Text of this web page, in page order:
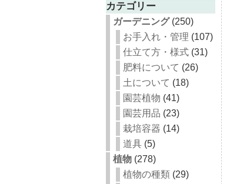
カテゴリー
ガーデニング(250)
お手入れ・管理 (107)
仕立て方・様式 (31)
肥料について (26)
土について (18)
園芸植物 (41)
園芸用品 (23)
栽培容器 (14)
道具 (5)
植物 (278)
植物の種類 (29)